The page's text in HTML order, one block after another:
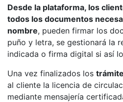
Desde la plataforma, los
todos los documentos
nombre, pueden firmar los
puño y letra, se gestionará la
indicada o firma digital si así
Una vez finalizados los
al cliente la licencia de
mediante mensajería